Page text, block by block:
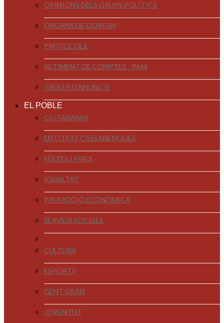
OPINIONS DELS GRUPS POLÍTICS
ÒRGANS DE GOVERN
PROTOCOLS
RETIMENT DE COMPTES - PAM
TAULER D'ANUNCIS
EL POBLE
CIUTADANIA
ENTITATS CASSANENQUES
FESTES I FIRES
IGUALTAT
PROMOCIÓ ECONÒMICA
SERVEIS SOCIALS
CULTURA
ESPORTS
GENT GRAN
JOVENTUT